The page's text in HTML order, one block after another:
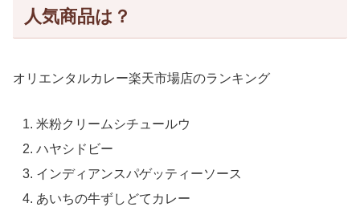
人気商品は？
オリエンタルカレー楽天市場店のランキング
米粉クリームシチュールウ
ハヤシドビー
インディアンスパゲッティーソース
あいちの牛ずしどてカレー